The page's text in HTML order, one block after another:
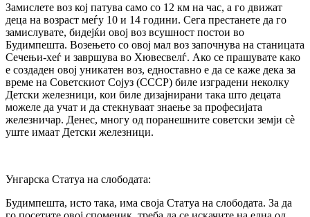
Замислете воз кој патува само со 12 км на час, а го движат
деца на возраст меѓу 10 и 14 години. Сега престанете да го
замислувате, бидејќи овој воз всушност постои во
Будимпешта. Возењето со овој мал воз започнува на станицата
Сечењи-хеѓ и завршува во Хювесвелѓ. Ако се прашувате како
е создаден овој уникатен воз, едноставно е да се каже дека за
време на Советскиот Сојуз (СССР) биле изградени неколку
Детски железници, кои биле дизајнирани така што децата
можеле да учат и да стекнуваат знаење за професијата
железничар. Денес, многу од поранешните советски земји сè
уште имаат Детски железници.
Унгарска Статуа на слободата:
Будимпешта, исто така, има своја Статуа на слободата. За да